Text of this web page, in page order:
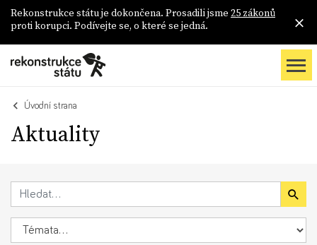
Rekonstrukce státu je dokončena. Prosadili jsme 25 zákonů
proti korupci. Podívejte se, o které se jedná.
Úvodní strana
Aktuality